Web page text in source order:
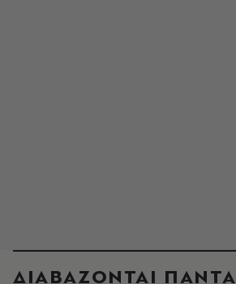
ΔΙΑΒΑΖΟΝΤΑΙ ΠΑΝΤΑ